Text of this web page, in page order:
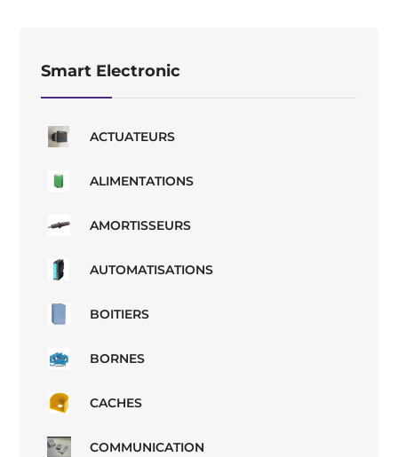
Smart Electronic
ACTUATEURS
ALIMENTATIONS
AMORTISSEURS
AUTOMATISATIONS
BOITIERS
BORNES
CACHES
COMMUNICATION